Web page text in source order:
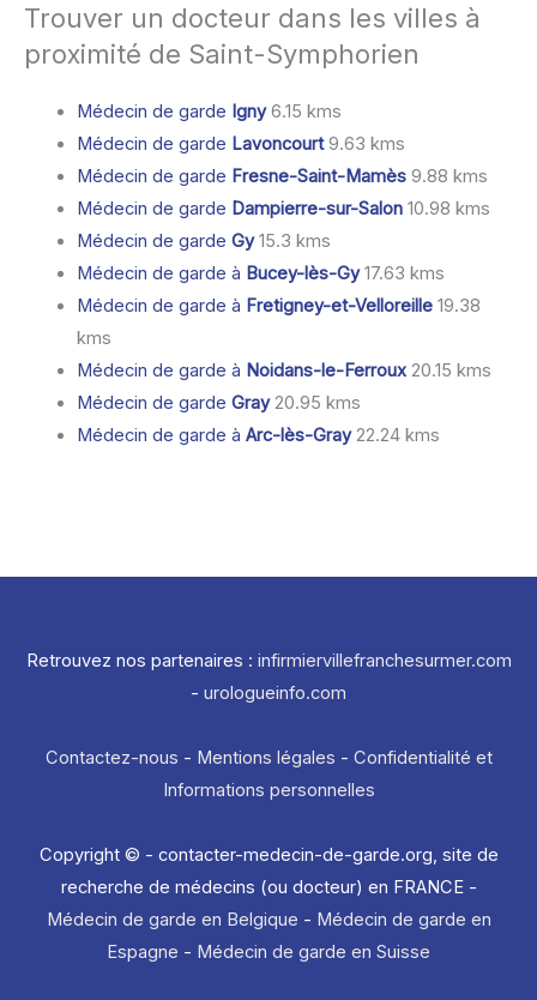
Trouver un docteur dans les villes à
proximité de Saint-Symphorien
Médecin de garde Igny6.15 kms
Médecin de garde Lavoncourt9.63 kms
Médecin de garde Fresne-Saint-Mamès9.88 kms
Médecin de garde Dampierre-sur-Salon10.98 kms
Médecin de garde Gy15.3 kms
Médecin de garde à Bucey-lès-Gy17.63 kms
Médecin de garde à Fretigney-et-Velloreille19.38
kms
Médecin de garde à Noidans-le-Ferroux20.15 kms
Médecin de garde Gray20.95 kms
Médecin de garde à Arc-lès-Gray22.24 kms
Retrouvez nos partenaires : infirmiervillefranchesurmer.com
- urologueinfo.com
Contactez-nous - Mentions légales - Confidentialité et
Informations personnelles
Copyright © - contacter-medecin-de-garde.org, site de
recherche de médecins (ou docteur) en FRANCE -
Médecin de garde en Belgique - Médecin de garde en
Espagne - Médecin de garde en Suisse